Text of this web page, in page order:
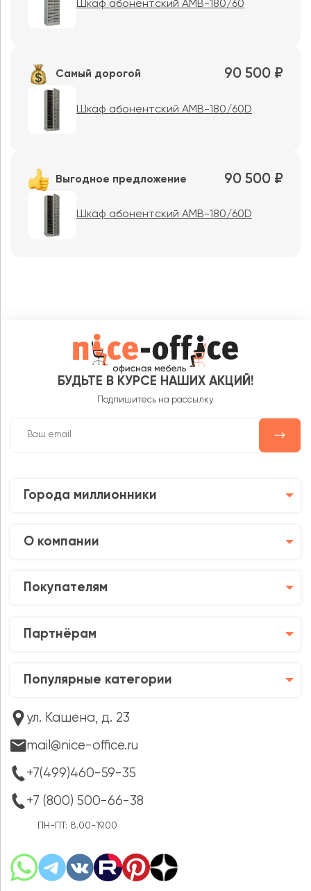
Шкаф абонентский AMB-180/60
Самый дорогой 90 500 ₽
Шкаф абонентский AMB-180/60D
Выгодное предложение 90 500 ₽
Шкаф абонентский AMB-180/60D
БУДЬТЕ В КУРСЕ НАШИХ АКЦИЙ!
Подпишитесь на рассылку
Города миллионники
О компании
Покупателям
Партнёрам
Популярные категории
ул. Кашена, д. 23
mail@nice-office.ru
+7(499)460-59-35
+7 (800) 500-66-38
ПН-ПТ: 8.00-19.00